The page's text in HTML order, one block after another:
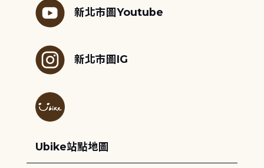
新北市圖Youtube
新北市圖IG
Ubike站點地圖